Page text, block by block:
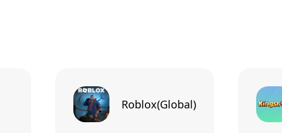
Roblox(Global)